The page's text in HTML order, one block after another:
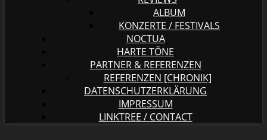
ALBUM
KONZERTE / FESTIVALS
NOCTUA
HARTE TÖNE
PARTNER & REFERENZEN
REFERENZEN [CHRONIK]
DATENSCHUTZERKLÄRUNG
IMPRESSUM
LINKTREE / CONTACT